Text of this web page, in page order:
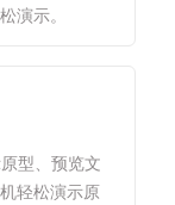
演示。
型、预览文
轻松演示原